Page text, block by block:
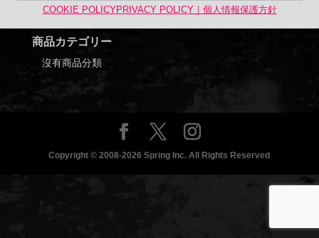
COOKIE POLICYPRIVACY POLICY｜個人情報保護方針
關
字:
搜尋
商品カテゴリー
沒有商品分類
Copyright © 2008-2026 Spring Inc. All Rights Reserved